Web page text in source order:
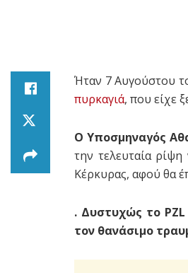
Ήταν 7 Αυγούστου
πυρκαγιά, που είχε
Ο Υποσμηναγός
την τελευταία
Κέρκυρας, αφού θα
. Δυστυχώς το
τον θανάσιμο